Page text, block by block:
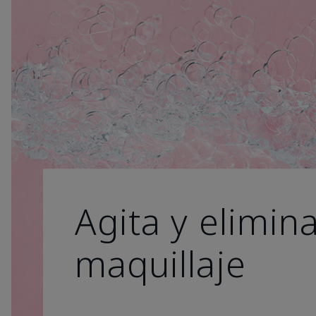
Agita y
maquillaje